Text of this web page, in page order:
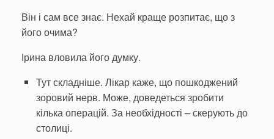
Він і сам все знає. Нехай краще роз­питає, що з
його очима?
Ірина вловила його думку.
Тут складніше. Лікар каже, що пошкоджений
зоровий нерв. Може, доведеться зробити
кілька опе­рацій. За необхідності – скеру­ють до
столиці.